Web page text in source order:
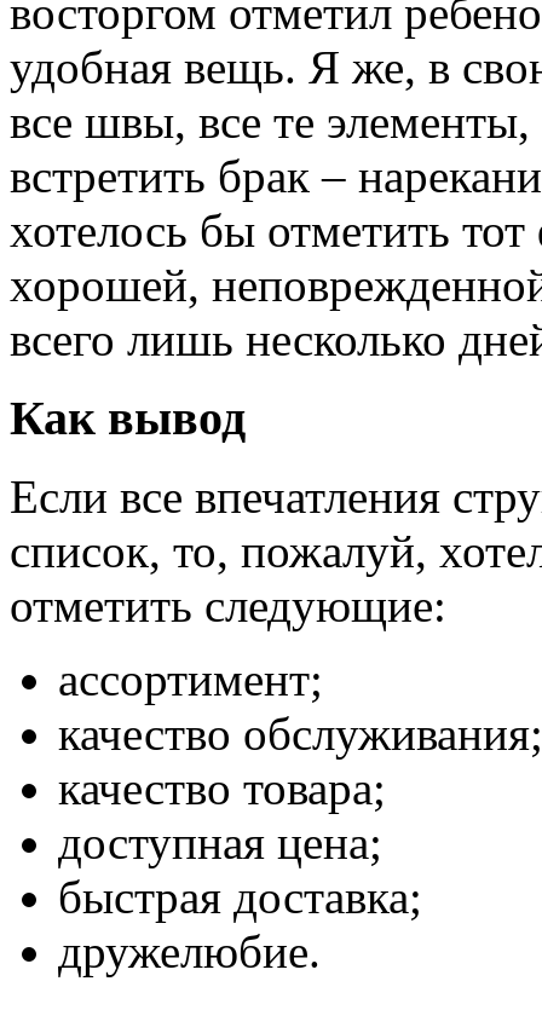
восторгом отметил
удобная вещь. Я же, в
все швы, все те
встретить брак –
хотелось бы отметить
хорошей,
всего лишь несколько
Как вывод
Если все впечатления
список, то, пожалуй,
отметить следующие:
ассортимент;
качество обслуживания;
качество товара;
доступная цена;
быстрая доставка;
дружелюбие.